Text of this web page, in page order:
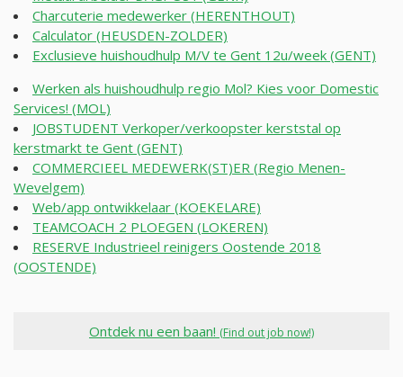
Charcuterie medewerker (HERENTHOUT)
Calculator (HEUSDEN-ZOLDER)
Exclusieve huishoudhulp M/V te Gent 12u/week (GENT)
Werken als huishoudhulp regio Mol? Kies voor Domestic
Services! (MOL)
JOBSTUDENT Verkoper/verkoopster kerststal op
kerstmarkt te Gent (GENT)
COMMERCIEEL MEDEWERK(ST)ER (Regio Menen-
Wevelgem)
Web/app ontwikkelaar (KOEKELARE)
TEAMCOACH 2 PLOEGEN (LOKEREN)
RESERVE Industrieel reinigers Oostende 2018
(OOSTENDE)
Ontdek nu een baan! (Find out job now!)